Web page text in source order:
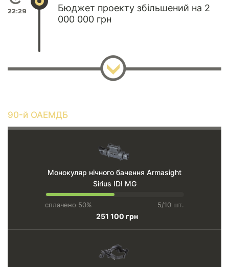
22:29
Бюджет проекту збільшений на 2
000 000 грн
90-й ОАЕМДБ
Монокуляр нічного бачення Armasight
Sirius IDI MG
сплачено 50% 5/10 шт.
251 100 грн